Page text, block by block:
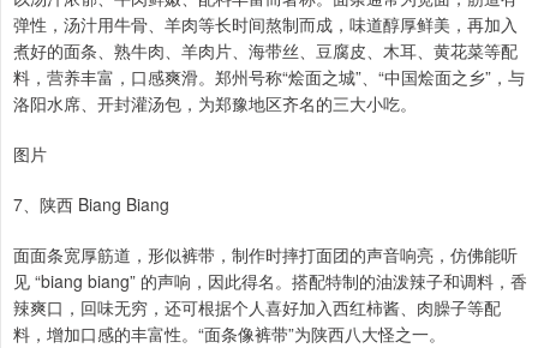
弹性，汤汁用牛骨、羊肉等长时间熬制而成，味道醇厚鲜美，再加入
煮好的面条、熟牛肉、羊肉片、海带丝、豆腐皮、木耳、黄花菜等配
料，营养丰富，口感爽滑。郑州号称“烩面之城”、“中国烩面之乡”，与
洛阳水席、开封灌汤包，为郑豫地区齐名的三大小吃。
图片
7、陕西 Biang Biang
面面条宽厚筋道，形似裤带，制作时摔打面团的声音响亮，仿佛能听
见 “biang biang” 的声响，因此得名。搭配特制的油泼辣子和调料，香
辣爽口，回味无穷，还可根据个人喜好加入西红柿酱、肉臊子等配
料，增加口感的丰富性。“面条像裤带”为陕西八大怪之一。